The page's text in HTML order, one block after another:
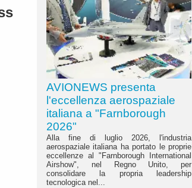
AVIONEWS presenta
l'eccellenza aerospaziale
italiana a "Farnborough
2026"
Alla fine di luglio 2026, l'industria
aerospaziale italiana ha portato le proprie
eccellenze al "Farnborough International
Airshow", nel Regno Unito, per
consolidare la propria leadership
tecnologica nel...